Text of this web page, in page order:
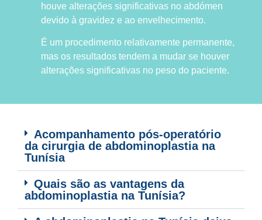
houve alterações significativas no abdómen
devido à gravidez e ao envelhecimento.
É um procedimento relativamente permanente,
mas os resultados tendem a mudar se houver
alterações significativas no peso do paciente.
Acompanhamento pós-operatório
da cirurgia de abdominoplastia na
Tunísia
Quais são as vantagens da
abdominoplastia na Tunísia?